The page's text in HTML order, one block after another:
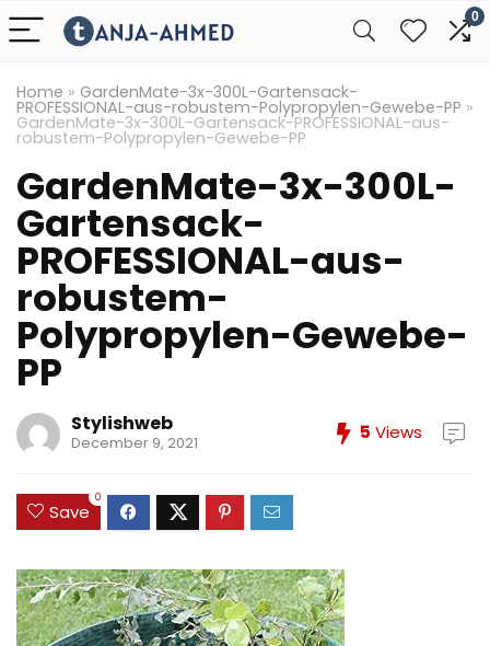
0
Home » GardenMate-3x-300L-Gartensack-
PROFESSIONAL-aus-robustem-Polypropylen-Gewebe-PP »
GardenMate-3x-300L-Gartensack-PROFESSIONAL-aus-
robustem-Polypropylen-Gewebe-PP
GardenMate-3x-300L-
Gartensack-
PROFESSIONAL-aus-
robustem-
Polypropylen-Gewebe-
PP
Stylishweb
December 9, 2021 5 Views
Save
0